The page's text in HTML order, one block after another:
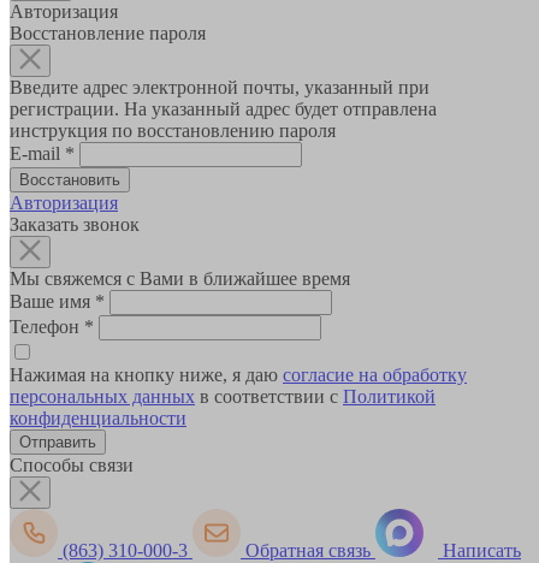
Авторизация
Восстановление пароля
Введите адрес электронной почты, указанный при
регистрации. На указанный адрес будет отправлена
инструкция по восстановлению пароля
E-mail *
Авторизация
Заказать звонок
Мы свяжемся с Вами в ближайшее время
Ваше имя *
Телефон *
Нажимая на кнопку ниже, я даю согласие на обработку
персональных данных в соответствии с Политикой
конфиденциальности
Способы связи
(863) 310-000-3 Обратная связь Написать